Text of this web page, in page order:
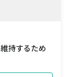
持するため